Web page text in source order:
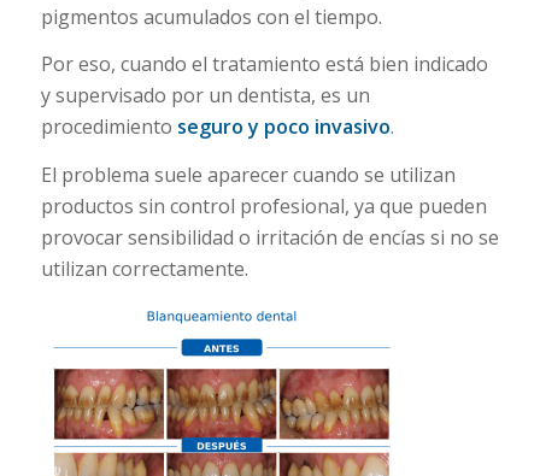
pigmentos acumulados con el tiempo.
Por eso, cuando el tratamiento está bien indicado
y supervisado por un dentista, es un
procedimiento seguro y poco invasivo.
El problema suele aparecer cuando se utilizan
productos sin control profesional, ya que pueden
provocar sensibilidad o irritación de encías si no se
utilizan correctamente.